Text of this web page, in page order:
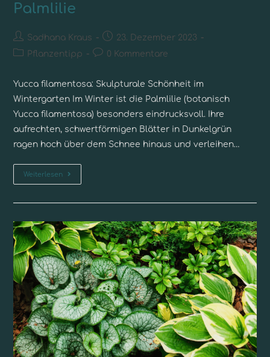
Palmlilie
Sadhana Kraus
23. Dezember 2023
Pflanzentipp
0 Kommentare
Yucca filamentosa: Skulpturale Schönheit im
Wintergarten Im Winter ist die Palmlilie (botanisch
Yucca filamentosa) besonders eindrucksvoll. Ihre
aufrechten, schwertförmigen Blätter in Dunkelgrün
ragen hoch über dem Schnee hinaus und verleihen…
Weiterlesen